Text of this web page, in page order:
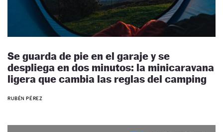
Se guarda de pie en el garaje y se
despliega en dos minutos: la minicaravana
ligera que cambia las reglas del camping
RUBÉN PÉREZ